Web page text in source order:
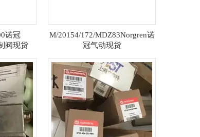
诺冠
阀现货
M/20154/172/MDZ83Norgren诺
冠气动现货